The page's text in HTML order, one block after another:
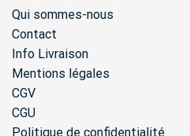
Qui sommes-nous
Contact
Info Livraison
Mentions légales
CGV
CGU
Politique de confidentialité